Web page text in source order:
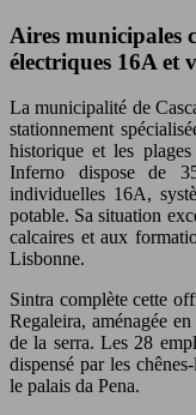
Aires municipales
électriques 16A et
La municipalité de
stationnement
historique et les
Inferno dispose de
individuelles 16A,
potable. Sa situation
calcaires et aux
Lisbonne.
Sintra complète cette
Regaleira, aménagée
de la serra. Les 28
dispensé par les
le palais da Pena.